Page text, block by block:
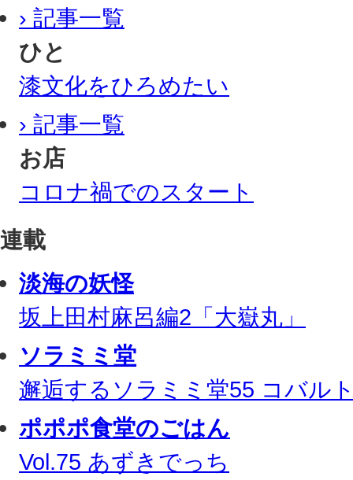
› 記事一覧
ひと
漆文化をひろめたい
› 記事一覧
お店
コロナ禍でのスタート
連載
淡海の妖怪
坂上田村麻呂編2「大嶽丸」
ソラミミ堂
邂逅するソラミミ堂55 コバル
ポポポ食堂のごはん
Vol.75 あずきでっち